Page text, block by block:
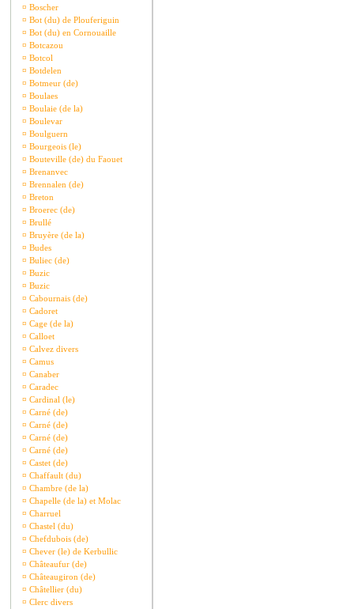
¤ Boscher
¤ Bot (du) de Plouferiguin
¤ Bot (du) en Cornouaille
¤ Botcazou
¤ Botcol
¤ Botdelen
¤ Botmeur (de)
¤ Boulaes
¤ Boulaie (de la)
¤ Boulevar
¤ Boulguern
¤ Bourgeois (le)
¤ Bouteville (de) du Faouet
¤ Brenanvec
¤ Brennalen (de)
¤ Breton
¤ Broerec (de)
¤ Brullé
¤ Bruyère (de la)
¤ Budes
¤ Buliec (de)
¤ Buzic
¤ Buzic
¤ Cabournais (de)
¤ Cadoret
¤ Cage (de la)
¤ Calloet
¤ Calvez divers
¤ Camus
¤ Canaber
¤ Caradec
¤ Cardinal (le)
¤ Carné (de)
¤ Carné (de)
¤ Carné (de)
¤ Carné (de)
¤ Castet (de)
¤ Chaffault (du)
¤ Chambre (de la)
¤ Chapelle (de la) et Molac
¤ Charruel
¤ Chastel (du)
¤ Chefdubois (de)
¤ Chever (le) de Kerbullic
¤ Châteaufur (de)
¤ Châteaugiron (de)
¤ Châtellier (du)
¤ Clerc divers